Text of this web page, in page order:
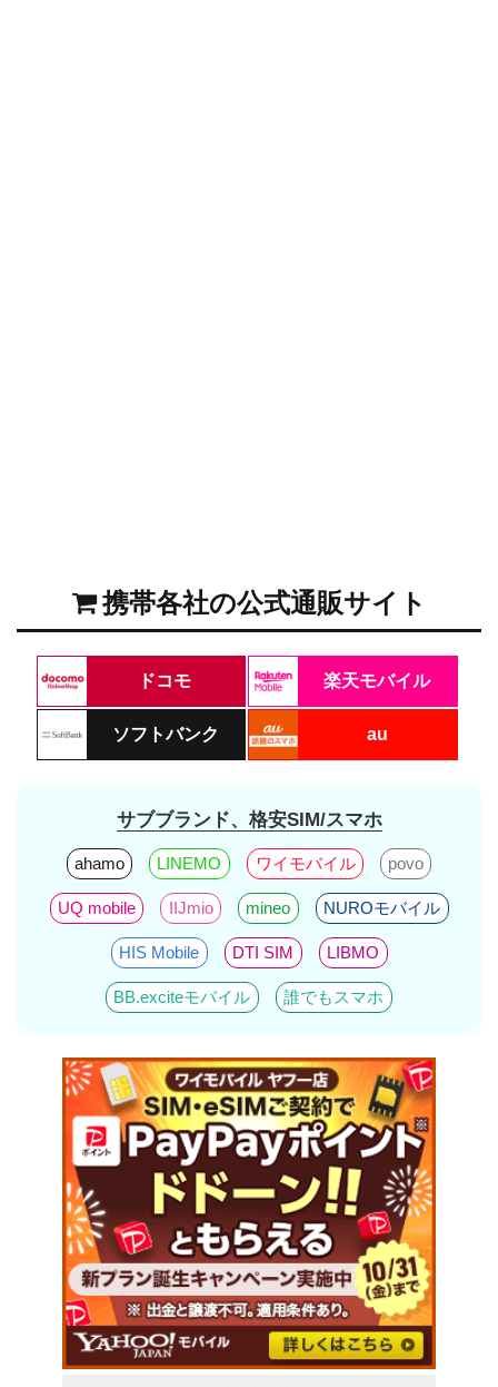
携帯各社の公式通販サイト
ドコモ 楽天モバイル
ソフトバンク au
サブブランド、格安SIM/スマホ
ahamo LINEMO ワイモバイル povo
UQ mobile IIJmio mineo NUROモバイル
HIS Mobile DTI SIM LIBMO
BB.exciteモバイル 誰でもスマホ